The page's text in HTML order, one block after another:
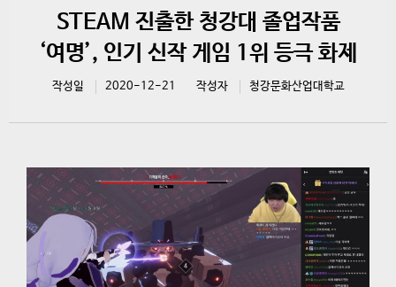
STEAM 진출한 청강대 졸업작품
‘여명’, 인기 신작 게임 1위 등극 화제
작성일 2020-12-21 작성자 청강문화산업대학교